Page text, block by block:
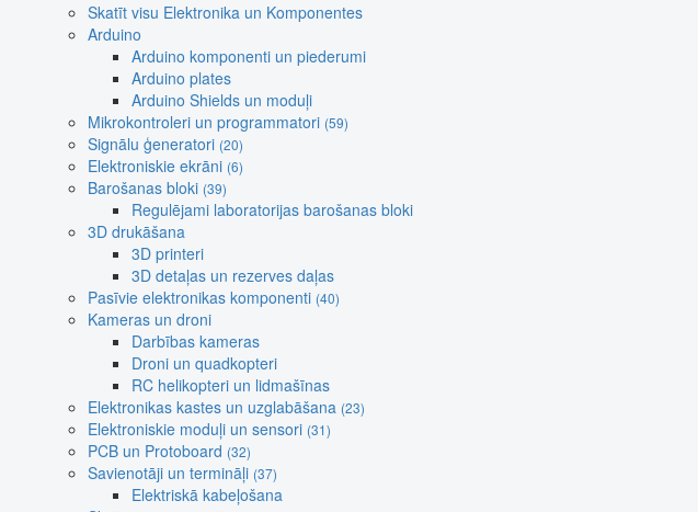
Skatīt visu Elektronika un Komponentes
Arduino
Arduino komponenti un piederumi
Arduino plates
Arduino Shields un moduļi
Mikrokontroleri un programmatori (59)
Signālu ģeneratori (20)
Elektroniskie ekrāni (6)
Barošanas bloki (39)
Regulējami laboratorijas barošanas bloki
3D drukāšana
3D printeri
3D detaļas un rezerves daļas
Pasīvie elektronikas komponenti (40)
Kameras un droni
Darbības kameras
Droni un quadkopteri
RC helikopteri un lidmašīnas
Elektronikas kastes un uzglabāšana (23)
Elektroniskie moduļi un sensori (31)
PCB un Protoboard (32)
Savienotāji un termināļi (37)
Elektriskā kabeļošana